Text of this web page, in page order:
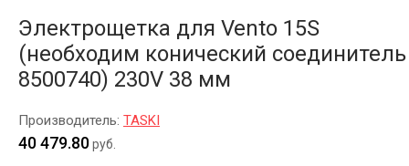
Электрощетка для Vento 15S
(необходим конический соединитель
8500740) 230V 38 мм
Производитель: TASKI
40 479.80руб.